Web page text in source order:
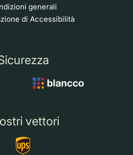
generali
di Accessibilità
vettori